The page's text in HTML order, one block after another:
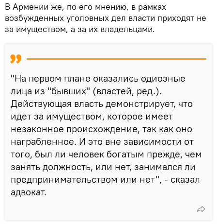
В Армении же, по его мнению, в рамках
возбужденных уголовных дел власти приходят не
за имуществом, а за их владельцами.
"На первом плане оказались одиозные
лица из "бывших" (властей, ред.).
Действующая власть демонстрирует, что
идет за имуществом, которое имеет
незаконное происхождение, так как оно
награбленное. И это вне зависимости от
того, был ли человек богатым прежде, чем
занять должность, или нет, занимался ли
предпринимательством или нет", - сказал
адвокат.